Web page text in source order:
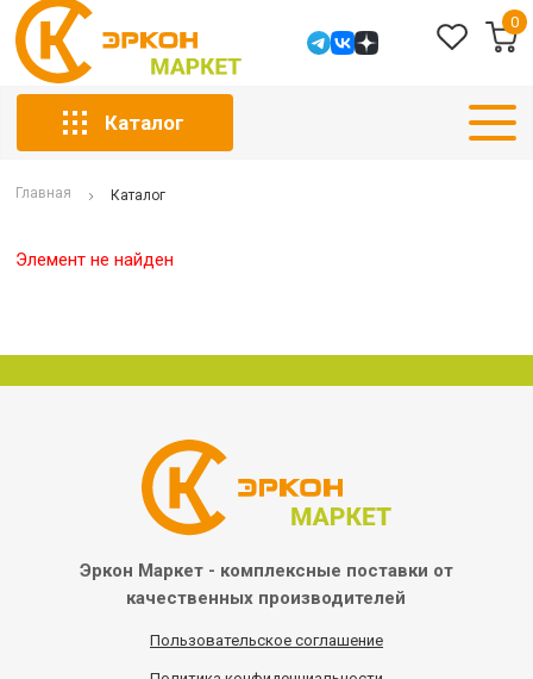
0
Каталог
Главная Каталог
Элемент не найден
Эркон Маркет - комплексные поставки от
качественных производителей
Пользовательское соглашение